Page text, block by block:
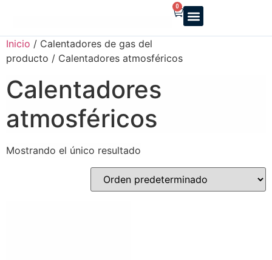
0
Inicio / Calentadores de gas del
producto / Calentadores atmosféricos
Calentadores
atmosféricos
Mostrando el único resultado